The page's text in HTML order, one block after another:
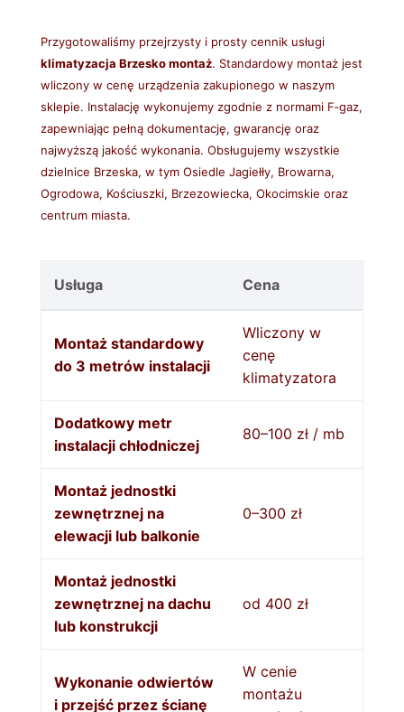
Przygotowaliśmy przejrzysty i prosty cennik usługi
klimatyzacja Brzesko montaż. Standardowy montaż jest
wliczony w cenę urządzenia zakupionego w naszym
sklepie. Instalację wykonujemy zgodnie z normami F‑gaz,
zapewniając pełną dokumentację, gwarancję oraz
najwyższą jakość wykonania. Obsługujemy wszystkie
dzielnice Brzeska, w tym Osiedle Jagiełły, Browarna,
Ogrodowa, Kościuszki, Brzezowiecka, Okocimskie oraz
centrum miasta.
Usługa Cena
Montaż standardowy
do 3 metrów instalacji
Wliczony w
cenę
klimatyzatora
Dodatkowy metr
instalacji chłodniczej
80–100 zł / mb
Montaż jednostki
zewnętrznej na
elewacji lub balkonie
0–300 zł
Montaż jednostki
zewnętrznej na dachu
lub konstrukcji
od 400 zł
Wykonanie odwiertów
i przejść przez ścianę
W cenie
montażu